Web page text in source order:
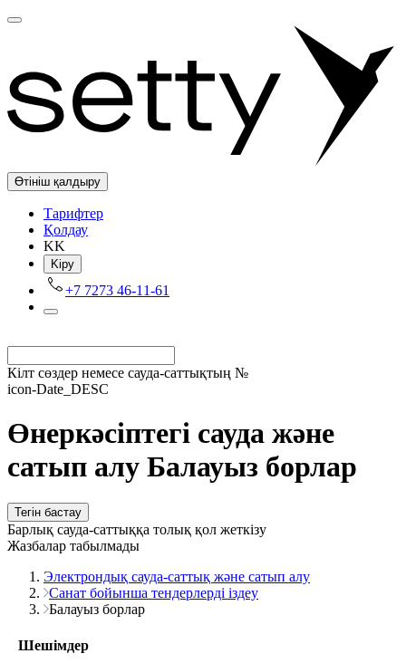
Өтініш қалдыру
Tарифтер
Қолдау
KK
Kіру
+7 7273 46-11-61
Кілт сөздер немесе сауда-саттықтың №
icon-Date_DESC
Өнеркәсіптегі сауда және
сатып алу Балауыз борлар
Тегін бастау
Барлық сауда-саттыққа толық қол жеткізу
Жазбалар табылмады
Электрондық сауда-саттық және сатып алу
Санат бойынша тендерлерді іздеу
Балауыз борлар
Шешімдер